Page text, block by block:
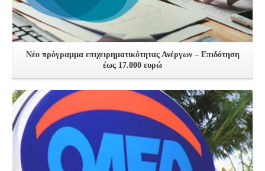
Νέο πρόγραμμα επιχειρηματικότητας Ανέργων – Επιδότηση
έως 17.000 ευρώ
Δείτε Περισσότερα